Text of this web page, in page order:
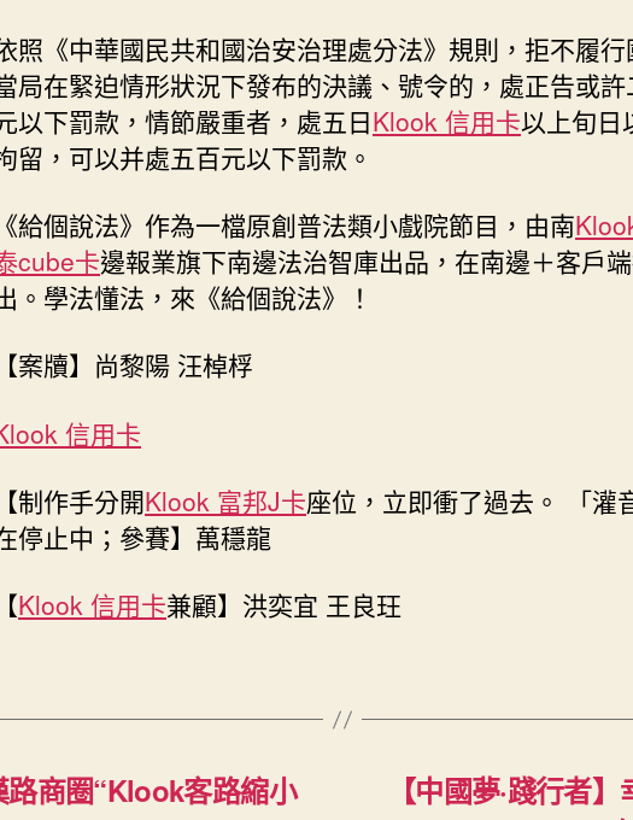
照《中華國民共和國治安治理處分法》規則，拒不履行
局在緊迫情形狀況下發布的決議、號令的，處正告或許
以下罰款，情節嚴重者，處五日Klook 信用卡以上旬日
留，可以并處五百元以下罰款。
《給個說法》作為一檔原創普法類小戲院節目，由南
cube卡邊報業旗下南邊法治智庫出品，在南邊＋客戶
。學法懂法，來《給個說法》！
【案牘】尚黎陽 汪棹桴
信用卡
【制作手分開Klook 富邦J卡座位，立即衝了過去。 「灌
停止中；參賽】萬穩龍
【Klook 信用卡兼顧】洪奕宜 王良玨
商圈“Klook客路縮小
【中國夢·踐行者